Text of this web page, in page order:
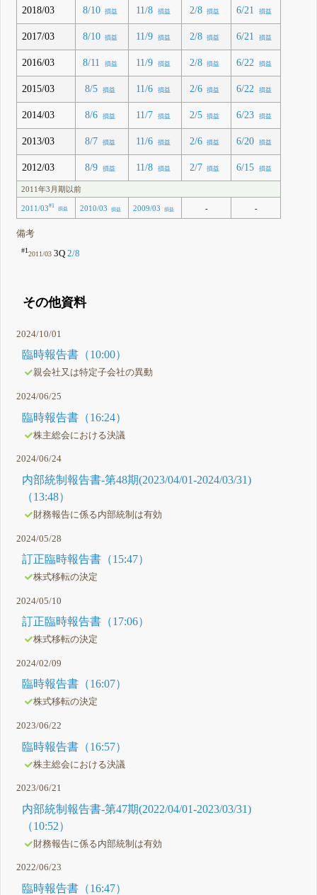
2018/03 8/10 損益 11/8 損益 2/8 損益 6/21 損益
2017/03 8/10 損益 11/9 損益 2/8 損益 6/21 損益
2016/03 8/11 損益 11/9 損益 2/8 損益 6/22 損益
2015/03 8/5 損益 11/6 損益 2/6 損益 6/22 損益
2014/03 8/6 損益 11/7 損益 2/5 損益 6/23 損益
2013/03 8/7 損益 11/6 損益 2/6 損益 6/20 損益
2012/03 8/9 損益 11/8 損益 2/7 損益 6/15 損益
2011年3月期以前
2011/03#1
損益 2010/03 損益 2009/03 損益 - -
備考
#12011/033Q 2/8
その他資料
2024/10/01
臨時報告書（10:00）
親会社又は特定子会社の異動
2024/06/25
臨時報告書（16:24）
株主総会における決議
2024/06/24
内部統制報告書-第48期(2023/04/01-2024/03/31)
（13:48）
財務報告に係る内部統制は有効
2024/05/28
訂正臨時報告書（15:47）
株式移転の決定
2024/05/10
訂正臨時報告書（17:06）
株式移転の決定
2024/02/09
臨時報告書（16:07）
株式移転の決定
2023/06/22
臨時報告書（16:57）
株主総会における決議
2023/06/21
内部統制報告書-第47期(2022/04/01-2023/03/31)
（10:52）
財務報告に係る内部統制は有効
2022/06/23
臨時報告書（16:47）